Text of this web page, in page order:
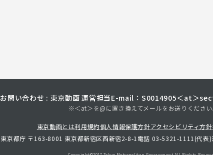
お問い合わせ : 東京動画 運営担当 E-mail：S0014905＜at＞
※＜at＞を@に置き換えてメールをお送りください
東京動画とは利用規約個人情報保護方針アクセシビリティ方針
東京都庁 〒163-8001 東京都新宿区西新宿2-8-1 電話 03-5321-1111(代表)